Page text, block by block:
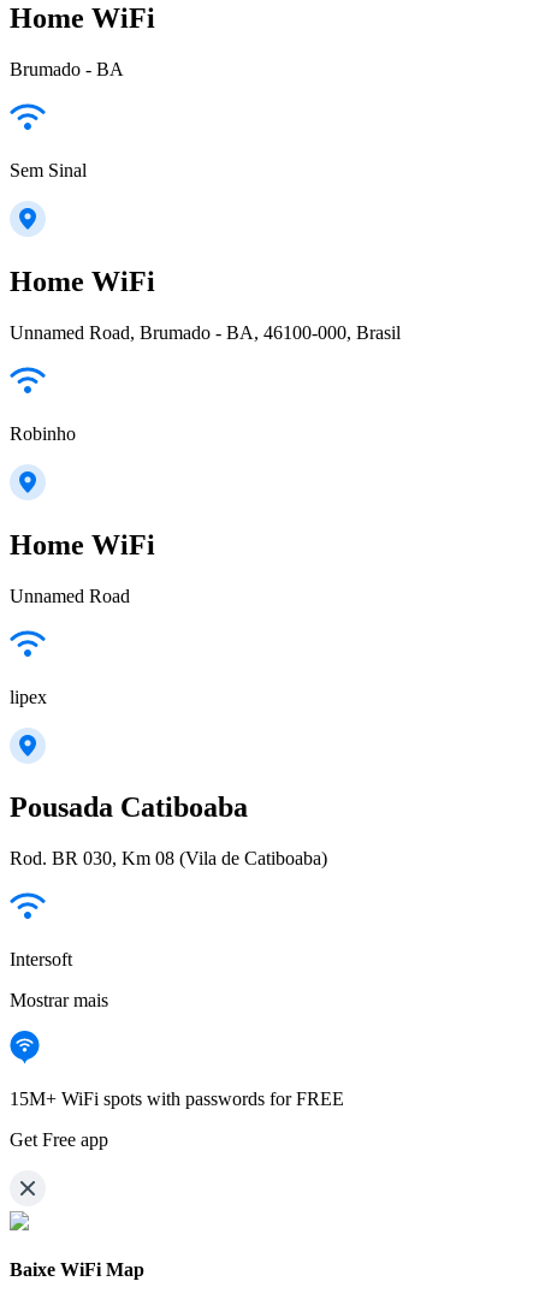
Home WiFi
Brumado - BA
Sem Sinal
Home WiFi
Unnamed Road, Brumado - BA, 46100-000, Brasil
Robinho
Home WiFi
Unnamed Road
lipex
Pousada Catiboaba
Rod. BR 030, Km 08 (Vila de Catiboaba)
Intersoft
Mostrar mais
15M+ WiFi spots with passwords for FREE
Get Free app
Baixe WiFi Map